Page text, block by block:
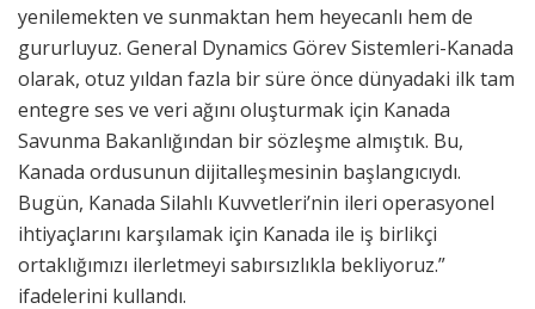
yenilemekten ve sunmaktan hem heyecanlı hem de
gururluyuz. General Dynamics Görev Sistemleri-Kanada
olarak, otuz yıldan fazla bir süre önce dünyadaki ilk tam
entegre ses ve veri ağını oluşturmak için Kanada
Savunma Bakanlığından bir sözleşme almıştık. Bu,
Kanada ordusunun dijitalleşmesinin başlangıcıydı.
Bugün, Kanada Silahlı Kuvvetleri’nin ileri operasyonel
ihtiyaçlarını karşılamak için Kanada ile iş birlikçi
ortaklığımızı ilerletmeyi sabırsızlıkla bekliyoruz.”
ifadelerini kullandı.